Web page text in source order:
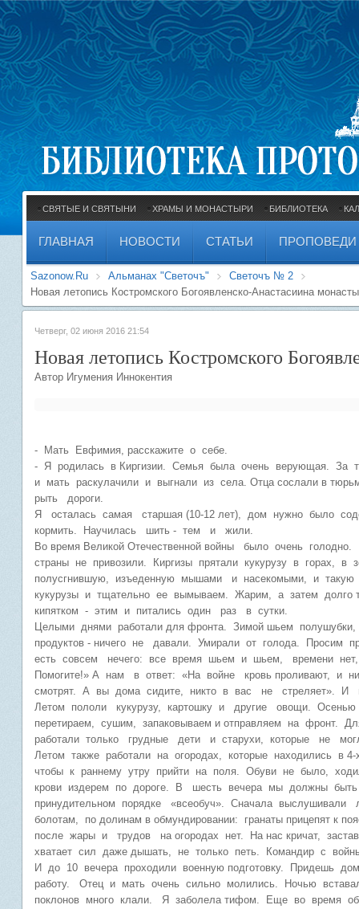
СВЯТЫЕ И СВЯТЫНИ ХРАМЫ И МОНАСТЫРИ БИБЛИОТЕКА
ГЛАВНАЯ НОВОСТИ СТАТЬИ ПРОПОВЕДИ
Sazonow.Ru Альманах "Светочъ"
Светочъ № 2
Новая летопись Костромского Богоявленско-Анастасиина
Четверг, 02 июня 2016 21:54
Новая летопись Костромского
Автор Игумения Иннокентия
- Мать Евфимия, расскажите о себе.
- Я родилась в Киргизии. Семья была очень верующая. За
и мать раскулачили и выгнали из села. Отца сослали в
рыть дороги.
Я осталась самая старшая (10-12 лет), дом нужно было
кормить. Научилась шить - тем и жили.
Во время Великой Отечественной войны было очень
страны не привозили. Киргизы прятали кукурузу в горах,
полусгнившую, изъеденную мышами и насекомыми, и
кукурузы и тщательно ее вымываем. Жарим, а затем долго
кипятком - этим и питались один раз в сутки.
Целыми днями работали для фронта. Зимой шьем
продуктов - ничего не давали. Умирали от голода. Просим
есть совсем нечего: все время шьем и шьем, времени нет,
Помогите!» А нам в ответ: «На войне кровь проливают, и
смотрят. А вы дома сидите, никто в вас не стреляет». И
Летом пололи кукурузу, картошку и другие овощи. Осенью
перетираем, сушим, запаковываем и отправляем на фронт.
работали только грудные дети и старухи, которые не
Летом также работали на огородах, которые находились в
чтобы к раннему утру прийти на поля. Обуви не было,
крови издерем по дороге. В шесть вечера мы должны быть
принудительном порядке «всеобуч». Сначала
болотам, по долинам в обмундировании: гранаты прицепят к
после жары и трудов на огородах нет. На нас кричат,
хватает сил даже дышать, не только петь. Командир с
И до 10 вечера проходили военную подготовку. Придешь
работу. Отец и мать очень сильно молились. Ночью
поклонов много клали. Я заболела тифом. Еще во время